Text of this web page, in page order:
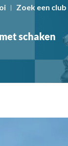
Zoek een club
schaken